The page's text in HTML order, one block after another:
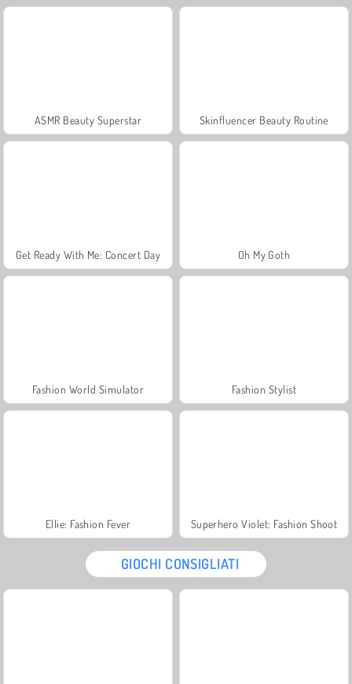
ASMR Beauty Superstar Skinfluencer Beauty Routine
Get Ready With Me: Concert Day Oh My Goth
Fashion World Simulator Fashion Stylist
Ellie: Fashion Fever Superhero Violet: Fashion Shoot
GIOCHI CONSIGLIATI